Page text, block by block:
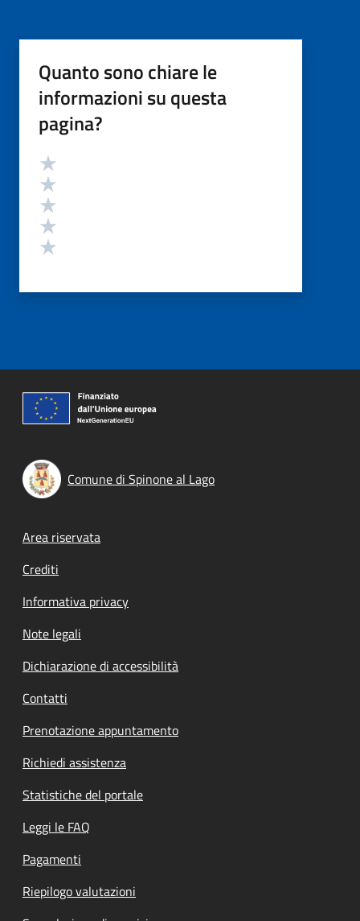
Quanto sono chiare le
informazioni su questa
pagina?
Valutazione
Comune di Spinone al Lago
Footer menu
Area riservata
Crediti
Informativa privacy
Note legali
Dichiarazione di accessibilità
Contatti
Prenotazione appuntamento
Richiedi assistenza
Statistiche del portale
Leggi le FAQ
Pagamenti
Riepilogo valutazioni